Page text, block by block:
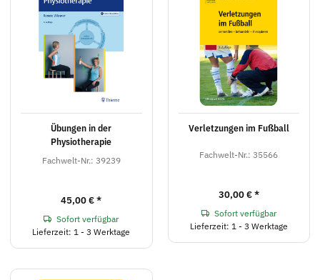
Übungen in der
Physiotherapie
Fachwelt-Nr.: 39239
45,00 €*
Sofort verfügbar
Lieferzeit: 1 - 3 Werktage
Verletzungen im Fußball
Fachwelt-Nr.: 35566
30,00 €*
Sofort verfügbar
Lieferzeit: 1 - 3 Werktage